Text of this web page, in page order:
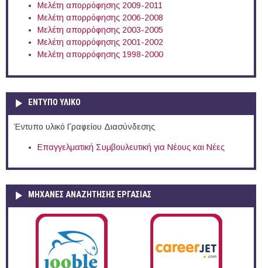
Μελέτη απορρόφησης 2009-2011
Μελέτη απορρόφησης 2006-2008
Μελέτη απορρόφησης 2003-2005
Μελέτη απορρόφησης 2001-2002
Μελέτη απορρόφησης 1998-2000
ΕΝΤΥΠΟ ΥΛΙΚΟ
Έντυπο υλικό Γραφείου Διασύνδεσης
Επαγγελματική Συμβουλευτική για Νέους και Νέες
ΜΗΧΑΝΕΣ ΑΝΑΖΗΤΗΣΗΣ ΕΡΓΑΣΙΑΣ